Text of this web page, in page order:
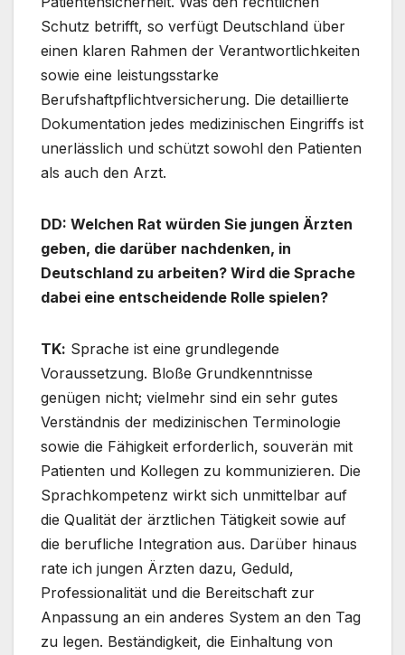
Schutz betrifft, so verfügt Deutschland über
einen klaren Rahmen der Verantwortlichkeiten
sowie eine leistungsstarke
Berufshaftpflichtversicherung. Die detaillierte
Dokumentation jedes medizinischen Eingriffs ist
unerlässlich und schützt sowohl den Patienten
als auch den Arzt.
DD: Welchen Rat würden Sie jungen Ärzten
geben, die darüber nachdenken, in
Deutschland zu arbeiten? Wird die Sprache
dabei eine entscheidende Rolle spielen?
TΚ: Sprache ist eine grundlegende
Voraussetzung. Bloße Grundkenntnisse
genügen nicht; vielmehr sind ein sehr gutes
Verständnis der medizinischen Terminologie
sowie die Fähigkeit erforderlich, souverän mit
Patienten und Kollegen zu kommunizieren. Die
Sprachkompetenz wirkt sich unmittelbar auf
die Qualität der ärztlichen Tätigkeit sowie auf
die berufliche Integration aus. Darüber hinaus
rate ich jungen Ärzten dazu, Geduld,
Professionalität und die Bereitschaft zur
Anpassung an ein anderes System an den Tag
zu legen. Beständigkeit, die Einhaltung von